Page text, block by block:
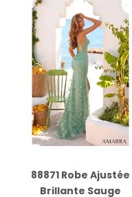
88871 Robe Ajustée
Brillante Sauge